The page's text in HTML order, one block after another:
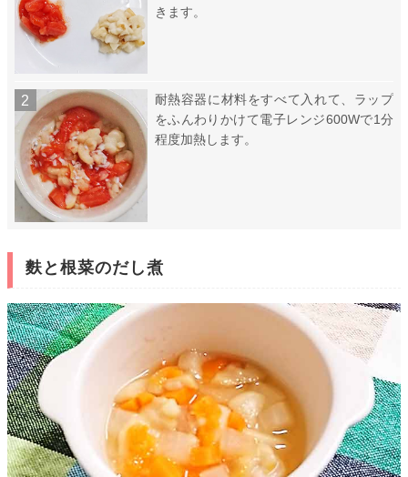
きます。
耐熱容器に材料をすべて入れて、ラップ
をふんわりかけて電子レンジ600Wで1分
程度加熱します。
麩と根菜のだし煮